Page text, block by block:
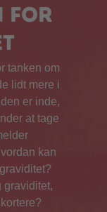
for
tanken om
lidt mere i
er inde,
at tage
kan
graviditet,